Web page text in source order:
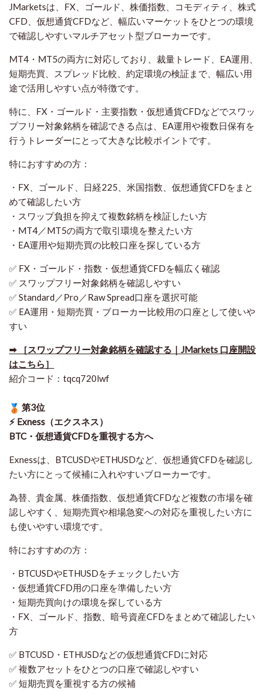
JMarketsは、FX、ゴールド、株価指数、コモディティ、株式
CFD、仮想通貨CFDなど、幅広いマーケットをひとつの環境
で確認しやすいマルチアセット型ブローカーです。
MT4・MT5の両方に対応しており、裁量トレード、EA運用、
短期売買、スプレッド比較、約定環境の検証まで、幅広い用
途で活用しやすい点が特徴です。
特に、FX・ゴールド・主要指数・仮想通貨CFDなどでスワッ
プフリー対象銘柄を確認できる点は、EA運用や複数日保有を
行うトレーダーにとって大きな比較ポイントです。
特におすすめの方：
・FX、ゴールド、日経225、米国指数、仮想通貨CFDをまと
めて確認したい方
・スワップ負担を抑えて複数銘柄を検証したい方
・MT4／MT5の両方で取引環境を整えたい方
・EA運用や短期売買の比較口座を探している方
✅ FX・ゴールド・指数・仮想通貨CFDを幅広く確認
✅ スワップフリー対象銘柄を確認しやすい
✅ Standard／Pro／Raw Spread口座を選択可能
✅ EA運用・短期売買・ブローカー比較用の口座として使いや
すい
➡ ［スワップフリー対象銘柄を確認する｜JMarkets 口座開設
はこちら］
紹介コード：tqcq720lwf
第3位
⚡ Exness（エクスネス）
BTC・仮想通貨CFDを重視する方へ
Exnessは、BTCUSDやETHUSDなど、仮想通貨CFDを確認し
たい方にとって候補に入れやすいブローカーです。
為替、貴金属、株価指数、仮想通貨CFDなど複数の市場を確
認しやすく、短期売買や相場急変への対応を重視したい方に
も使いやすい環境です。
特におすすめの方：
・BTCUSDやETHUSDをチェックしたい方
・仮想通貨CFD用の口座を準備したい方
・短期売買向けの環境を探している方
・FX、ゴールド、指数、暗号資産CFDをまとめて確認したい
方
✅ BTCUSD・ETHUSDなどの仮想通貨CFDに対応
✅ 複数アセットをひとつの口座で確認しやすい
✅ 短期売買を重視する方の候補